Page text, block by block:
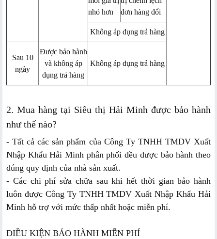
nhỏ hơn
đơn hàng đổi
Không áp dụng trả hàng
Sau 10
ngày
Được bảo hành
và không áp
dụng trả hàng
Không áp dụng trả hàng
2. Mua hàng tại Siêu thị Hải Minh được bảo hành
như thế nào?
- Tất cả các sản phẩm của Công Ty TNHH TMDV Xuất
Nhập Khẩu Hải Minh phân phối đều được bảo hành theo
đúng quy định của nhà sản xuất.
- Các chi phí sửa chữa sau khi hết thời gian bảo hành
luôn được Công Ty TNHH TMDV Xuất Nhập Khẩu Hải
Minh hỗ trợ với mức thấp nhất hoặc miễn phí.
ĐIỀU KIỆN BẢO HÀNH MIỄN PHÍ